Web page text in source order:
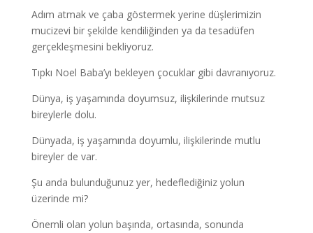
Adım atmak ve çaba göstermek yerine düşlerimizin
mucizevi bir şekilde kendiliğinden ya da tesadüfen
gerçekleşmesini bekliyoruz.
Tıpkı Noel Baba’yı bekleyen çocuklar gibi davranıyoruz.
Dünya, iş yaşamında doyumsuz, ilişkilerinde mutsuz
bireylerle dolu.
Dünyada, iş yaşamında doyumlu, ilişkilerinde mutlu
bireyler de var.
Şu anda bulunduğunuz yer, hedeflediğiniz yolun
üzerinde mi?
Önemli olan yolun başında, ortasında, sonunda